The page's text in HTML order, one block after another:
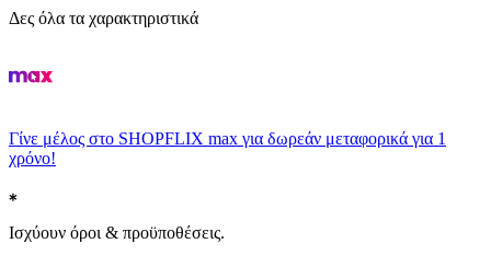
Δες όλα τα χαρακτηριστικά
Γίνε μέλος στο SHOPFLIX max για δωρεάν μεταφορικά για 1
χρόνο!
Ισχύουν όροι & προϋποθέσεις.